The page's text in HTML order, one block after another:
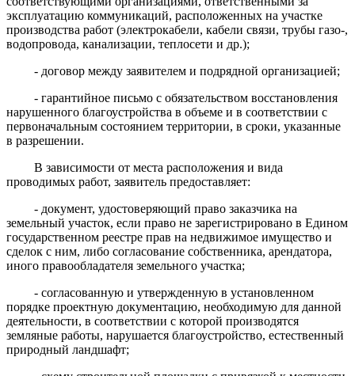
эксплуатацию коммуникаций, расположенных на участке
производства работ (электрокабели, кабели связи, трубы газо-,
водопровода, канализации, теплосети и др.);
- договор между заявителем и подрядной организацией;
- гарантийное письмо с обязательством восстановления
нарушенного благоустройства в объеме и в соответствии с
первоначальным состоянием территории, в сроки, указанные
в разрешении.
В зависимости от места расположения и вида
проводимых работ, заявитель предоставляет:
- документ, удостоверяющий право заказчика на
земельный участок, если право не зарегистрировано в Едином
государственном реестре прав на недвижимое имущество и
сделок с ним, либо согласование собственника, арендатора,
иного правообладателя земельного участка;
- согласованную и утвержденную в установленном
порядке проектную документацию, необходимую для данной
деятельности, в соответствии с которой производятся
земляные работы, нарушается благоустройство, естественный
природный ландшафт;